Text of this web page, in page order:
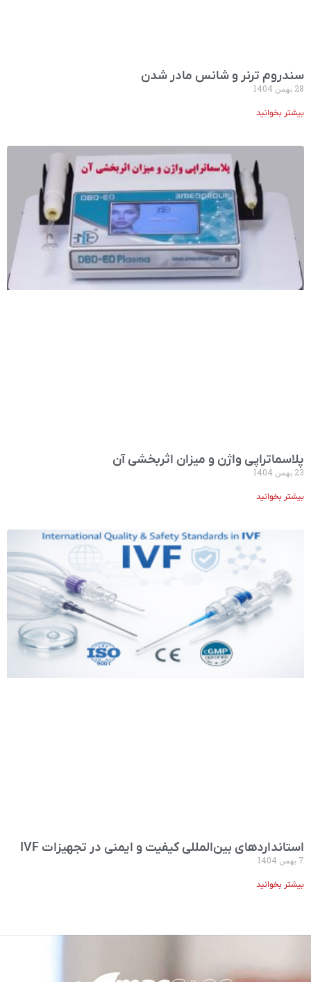
سندروم ترنر و شانس مادر شدن
28 بهمن 1404
بیشتر بخوانید
پلاسما‌تراپی واژن و میزان اثربخشی آن
23 بهمن 1404
بیشتر بخوانید
استانداردهای بین‌المللی کیفیت و ایمنی در تجهیزات IVF
7 بهمن 1404
بیشتر بخوانید